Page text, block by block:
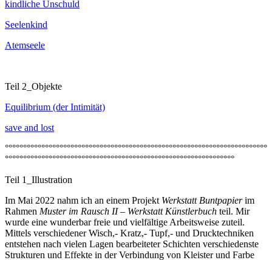
kindliche Unschuld
Seelenkind
Atemseele
Teil 2_Objekte
Equilibrium (der Intimität)
save and lost
°°°°°°°°°°°°°°°°°°°°°°°°°°°°°°°°°°°°°°°°°°°°°°°°°°°°°°°°°°°°°°°°°°°°°°°°
°°°°°°°°°°°°°°°°°°°°°°°°°°°°°°°°°°°°°°°°°°°°°°°°°°°°°°°°°°°°°°°
Teil 1_Illustration
Im Mai 2022 nahm ich an einem Projekt Werkstatt Buntpapierim
Rahmen Muster im Rausch II – Werkstatt Künstlerbuch teil. Mir
wurde eine wunderbar freie und vielfältige Arbeitsweise zuteil.
Mittels verschiedener Wisch,- Kratz,- Tupf,- und Drucktechniken
entstehen nach vielen Lagen bearbeiteter Schichten verschiedenste
Strukturen und Effekte in der Verbindung von Kleister und Farbe